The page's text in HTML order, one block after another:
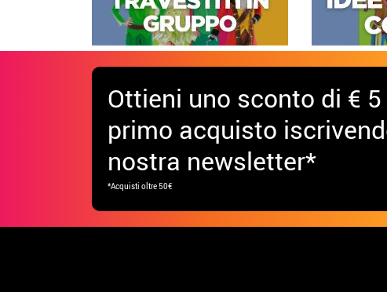
Ottieni uno sconto di €
primo acquisto
nostra newsletter*
*Acquisti oltre 50€